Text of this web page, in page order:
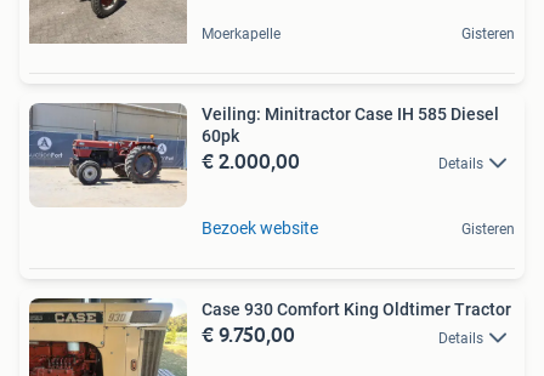
Moerkapelle Gisteren
Veiling: Minitractor Case IH 585 Diesel
60pk
€ 2.000,00 Details
Bezoek website Gisteren
Case 930 Comfort King Oldtimer Tractor
€ 9.750,00 Details